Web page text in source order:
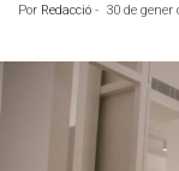
Por Redacció - 30 de gener